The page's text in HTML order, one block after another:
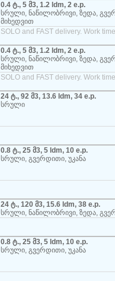
0.4 ტ., 5 მ3, 1.2 ldm, 2 e.p.
სრული, ნაწილობრივი, ზედა,
მიხედვით
SOLO and FAST delivery. Work
0.4 ტ., 5 მ3, 1.2 ldm, 2 e.p.
სრული, ნაწილობრივი, ზედა,
მიხედვით
SOLO and FAST delivery. Work
24 ტ., 92 მ3, 13.6 ldm, 34 e.p.
სრული
0.8 ტ., 25 მ3, 5 ldm, 10 e.p.
სრული, გვერდითი, უკანა
24 ტ., 120 მ3, 15.6 ldm, 38 e.p.
სრული, ნაწილობრივი, ზედა,
0.8 ტ., 25 მ3, 5 ldm, 10 e.p.
სრული, გვერდითი, უკანა